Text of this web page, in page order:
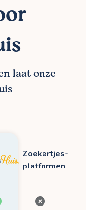
laat onze
Zoekertjes-
platformen